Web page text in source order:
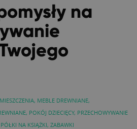
na
, MEBLE DREWNIANE,
, POKÓJ DZIECIĘCY, PRZECHOWYWANIE
PÓŁKI NA KSIĄŻKI, ZABAWKI